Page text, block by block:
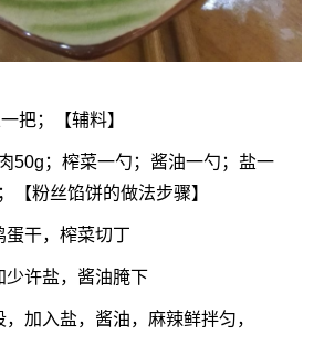
把；【辅料】
50g；榨菜一勺；酱油一勺；盐一
【粉丝馅饼的做法步骤】
蛋干，榨菜切丁
少许盐，酱油腌下
加入盐，酱油，麻辣鲜拌匀，